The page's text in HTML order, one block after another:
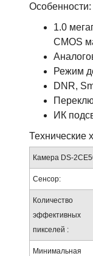
Особенности:
1.0
CMOS
Режим
DNR,
ИК
Технические
Камера DS-
Сенсор:
Количество
эффективных
пикселей :
Минимальная